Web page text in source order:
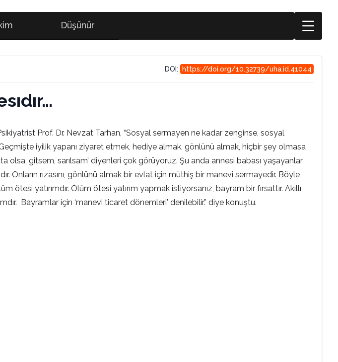
Düşünür
DOI: https://doi.org/10.32739/uha.id.41044
Prof. Dr. Nevzat Tarhan, “Sosyal sermayen ne kadar zenginse, sosyal
iyilik yapanı ziyaret etmek, hediye almak, gönlünü almak, hiçbir şey olmasa
gitsem, sarılsam’ diyenleri çok görüyoruz. Şu anda annesi babası yaşayanlar
Onların rızasını, gönlünü almak bir evlat için müthiş bir manevi sermayedir. Böyle
ötesi yatırımdır. Ölüm ötesi yatırım yapmak istiyorsanız, bayram bir fırsattır. Akıllı
Bayramlar için ‘manevi ticaret dönemleri’ denilebilir.” diye konuştu.